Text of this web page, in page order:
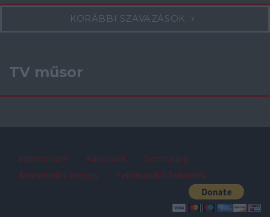
KORÁBBI SZAVAZÁSOK
TV műsor
Impresszum Kapcsolat
Szerzői jog
Adatvédelmi irányelv
Felhasználói feltételek